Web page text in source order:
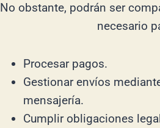
No obstante, podrán ser
necesario
Procesar pagos.
Gestionar envíos
mensajería.
Cumplir obligaciones